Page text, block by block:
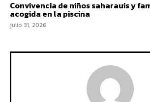
Convivencia de niños saharauis y
acogida en la piscina
julio 31, 2026